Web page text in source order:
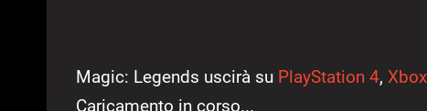
Magic: Legends uscirà su PlayStation 4,
Caricamento in corso...